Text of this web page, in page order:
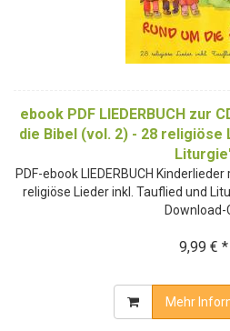
ebook PDF LIEDERBUCH zur
die Bibel (vol. 2) - 28 religiöse
PDF-ebook LIEDERBUCH
religiöse Lieder inkl. Tauflied und
Download-
9,99 € *
Mehr